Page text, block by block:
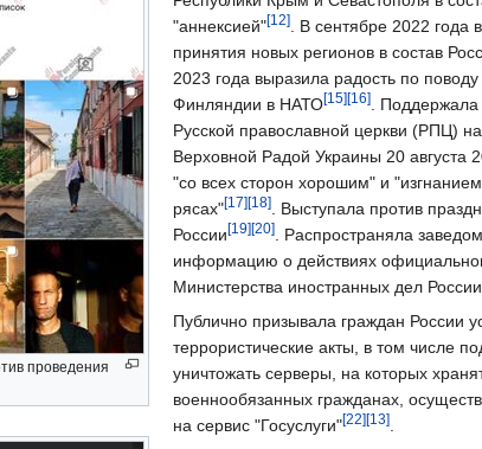
проведения
"аннексией"[12]. В сентябре 2022 года
принятия новых регионов в состав
2023 года выразила радость по
Финляндии в НАТО[15][16]. Поддержала
Русской православной церкви (РПЦ)
Верховной Радой Украины 20 августа
"со всех сторон хорошим" и "изгнанием
рясах"[17][18]. Выступала против
России[19][20]. Распространяла
информацию о действиях
Министерства иностранных дел
Публично призывала граждан России
террористические акты, в том числе
уничтожать серверы, на которых
военнообязанных гражданах,
на сервис "Госуслуги"[22][13].